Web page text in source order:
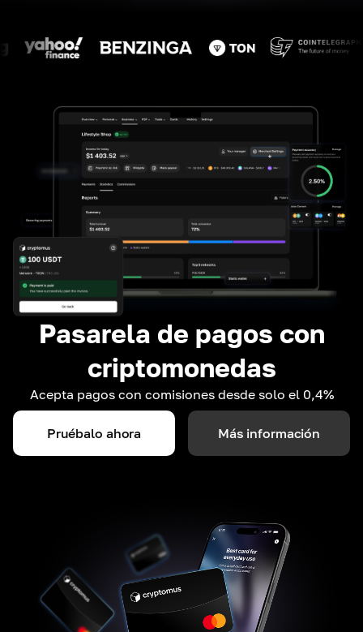
Pasarela de pagos con
criptomonedas
Acepta pagos con comisiones desde solo el 0,4%
Pruébalo ahora Más información